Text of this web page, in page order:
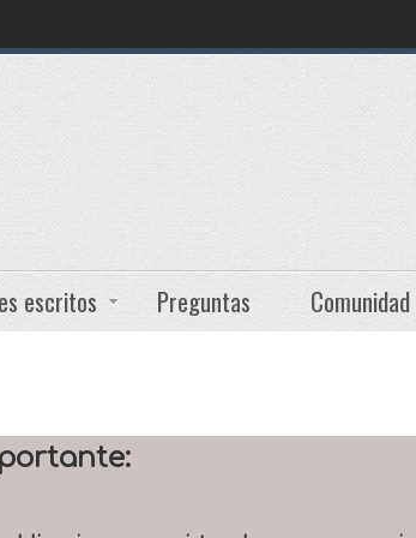
escritos Preguntas Comunidad